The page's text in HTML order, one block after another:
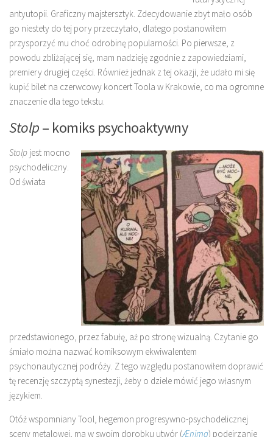
antyutopii. Graficzny majstersztyk. Zdecydowanie zbyt mało osób
go niestety do tej pory przeczytało, dlatego postanowiłem
przysporzyć mu choć odrobinę popularności. Po pierwsze, z
powodu zbliżającej się, mam nadzieję zgodnie z zapowiedziami,
premiery drugiej części. Również jednak z tej okazji, że udało mi się
kupić bilet na czerwcowy koncert Toola w Krakowie, co ma ogromne
znaczenie dla tego tekstu.
Stolp– komiks psychoaktywny
Stolp jest mocno
psychodeliczny.
Od świata
przedstawionego, przez fabułę, aż po stronę wizualną. Czytanie go
śmiało można nazwać komiksowym ekwiwalentem
psychonautycznej podróży. Z tego względu postanowiłem doprawić
tę recenzję szczyptą synestezji, żeby o dziele mówić jego własnym
językiem.
Otóż wspomniany Tool, hegemon progresywno-psychodelicznej
sceny metalowej, ma w swoim dorobku utwór (Ænima) podejrzanie